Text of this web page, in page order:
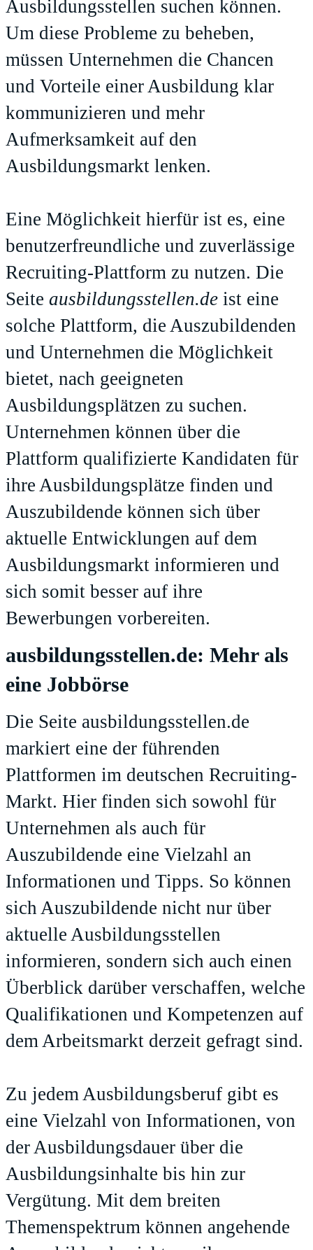
Ausbildungsstellen suchen können.
Um diese Probleme zu beheben,
müssen Unternehmen die Chancen
und Vorteile einer Ausbildung klar
kommunizieren und mehr
Aufmerksamkeit auf den
Ausbildungsmarkt lenken.
Eine Möglichkeit hierfür ist es, eine
benutzerfreundliche und zuverlässige
Recruiting-Plattform zu nutzen. Die
Seite ausbildungsstellen.de ist eine
solche Plattform, die Auszubildenden
und Unternehmen die Möglichkeit
bietet, nach geeigneten
Ausbildungsplätzen zu suchen.
Unternehmen können über die
Plattform qualifizierte Kandidaten für
ihre Ausbildungsplätze finden und
Auszubildende können sich über
aktuelle Entwicklungen auf dem
Ausbildungsmarkt informieren und
sich somit besser auf ihre
Bewerbungen vorbereiten.
ausbildungsstellen.de: Mehr als
eine Jobbörse
Die Seite ausbildungsstellen.de
markiert eine der führenden
Plattformen im deutschen Recruiting-
Markt. Hier finden sich sowohl für
Unternehmen als auch für
Auszubildende eine Vielzahl an
Informationen und Tipps. So können
sich Auszubildende nicht nur über
aktuelle Ausbildungsstellen
informieren, sondern sich auch einen
Überblick darüber verschaffen, welche
Qualifikationen und Kompetenzen auf
dem Arbeitsmarkt derzeit gefragt sind.
Zu jedem Ausbildungsberuf gibt es
eine Vielzahl von Informationen, von
der Ausbildungsdauer über die
Ausbildungsinhalte bis hin zur
Vergütung. Mit dem breiten
Themenspektrum können angehende